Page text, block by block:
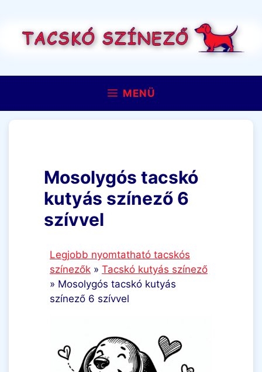
tartalomba
MENÜ
Mosolygós tacskó
kutyás színező 6
szívvel
Legjobb nyomtatható tacskós
színezők » Tacskó kutyás színező
» Mosolygós tacskó kutyás
színező 6 szívvel